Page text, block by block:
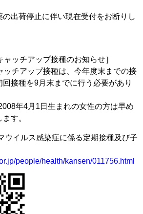
出荷停止に伴い現在受付をお断りし
ャッチアップ接種のお知らせ］
ッチアップ接種は、今年度末までの接
接種を9月末までに行う必要があり
年4月1日生まれの女性の方は早め
す。
イルス感染症に係る定期接種及び子
people/health/kansen/011756.html